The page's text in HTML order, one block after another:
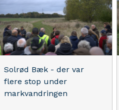
Solrød Bæk - der var
flere stop under
markvandringen